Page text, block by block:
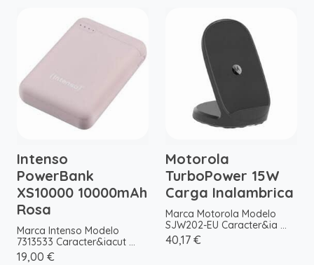
Intenso
PowerBank
XS10000 10000mAh
Rosa
Marca Intenso Modelo
7313533 Caracter&iacut ...
19,00 €
Motorola
TurboPower 15W
Carga Inalambrica
Marca Motorola Modelo
SJW202-EU Caracter&ia ...
40,17 €